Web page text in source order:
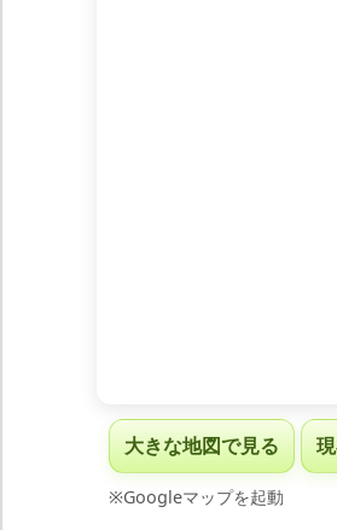
大きな地図で見る
※Googleマップを起動